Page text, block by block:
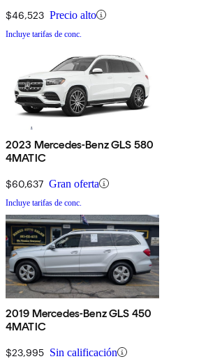
$46,523 Precio alto
Incluye tarifas de conc.
2023 Mercedes-Benz GLS 580
4MATIC
$60,637 Gran oferta
Incluye tarifas de conc.
2019 Mercedes-Benz GLS 450
4MATIC
$23,995 Sin calificación